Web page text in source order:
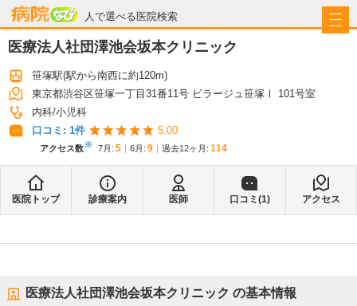
人で選べる医院検索
病院なび
医療法人社団澤池会坂本クリニック
笹塚駅(駅から南西に約120m)
東京都渋谷区笹塚一丁目31番11号 ビラージュ笹塚Ⅰ 101号室
内科 小児科
口コミ: 1件 5.00
アクセス数※ 7月 : 5 6月 : 9 過去12ヶ月: 114
医院トップ 診療案内 医師 口コミ(1) アクセス
医療法人社団澤池会坂本クリニック の基本情報